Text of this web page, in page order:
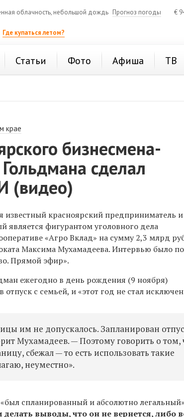
облачность, небольшой дождь Прогноз погоды €
Где купаться летом?
Статьи Фото Афиша ТВ
крае
бизнесмена-
сделал
(видео)
известный красноярский предприниматель
является фигурантом уголовного дела
«Агро Вклад» на сумму 2,3 млрд
Максима Мухамадеева. Интервью было
Прямой эфир».
ежегодно в день рождения (9 ноября)
с семьей, и «этот год не стал
им не допускалось. Запланирован
Мухамадеев. — Поэтому говорить о том,
сбежал — то есть использовать такие
неуместно».
спланированный и абсолютно
выводы, что он не вернется, либо